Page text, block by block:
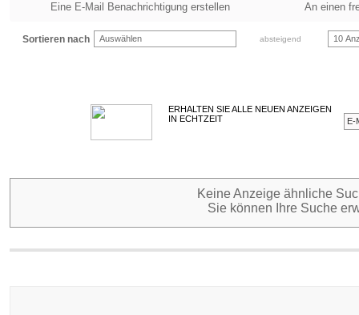
Eine E-Mail Benachrichtigung erstellen An einen
Sortieren nach Auswählen absteigend 10
ERHALTEN SIE ALLE NEUEN ANZEIGEN
IN ECHTZEIT
Keine Anzeige ähnliche
Sie können Ihre Suche